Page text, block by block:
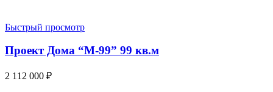
Быстрый просмотр
Проект Дома “М-99” 99 кв.м
2 112 000 ₽